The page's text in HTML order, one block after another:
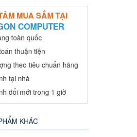
MUA SẮM TẠI
COMPUTER
toàn quốc
thuận tiện
theo tiêu chuẩn hãng
tại nhà
đổi mới trong 1 giờ
KHÁC